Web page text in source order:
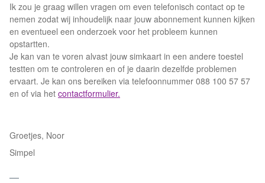
Ik zou je graag willen vragen om even telefonisch contact op te
nemen zodat wij inhoudelijk naar jouw abonnement kunnen kijken
en eventueel een onderzoek voor het probleem kunnen
opstartten.
Je kan van te voren alvast jouw simkaart in een andere toestel
testten om te controleren en of je daarin dezelfde problemen
ervaart. Je kan ons bereiken via telefoonnummer 088 100 57 57
en of via het contactformulier.
Groetjes, Noor
Simpel